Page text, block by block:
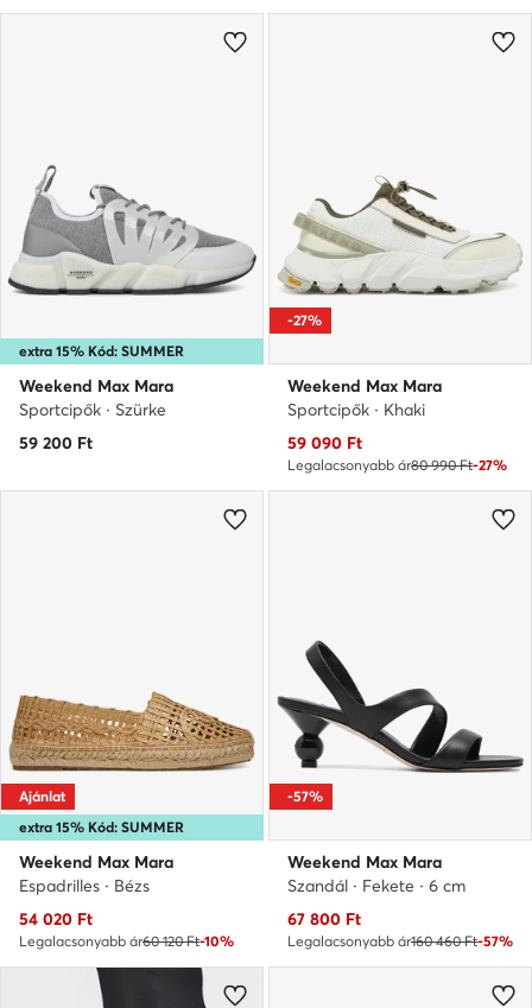
extra 15% Kód: SUMMER
Weekend Max Mara
Sportcipők · Szürke
59 200 Ft
-27%
Weekend Max Mara
Sportcipők · Khaki
Aktuális ár
59 090 Ft
Legalacsonyabb ár80 990 Ft-27%
extra 15% Kód: SUMMER
Ajánlat
Weekend Max Mara
Espadrilles · Bézs
Aktuális ár
54 020 Ft
Legalacsonyabb ár60 120 Ft-10%
-57%
Weekend Max Mara
Szandál · Fekete · 6 cm
Aktuális ár
67 800 Ft
Legalacsonyabb ár160 460 Ft-57%